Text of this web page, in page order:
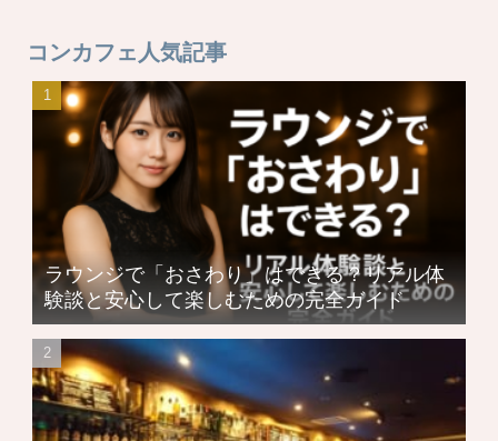
コンカフェ人気記事
ラウンジで「おさわり」はできる？リアル体
験談と安心して楽しむための完全ガイド